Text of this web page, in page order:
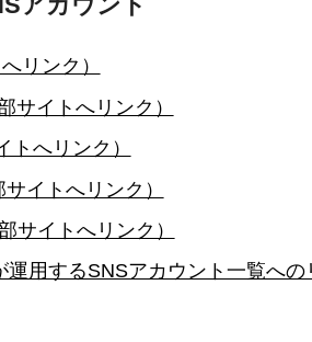
リンク）
サイトへリンク）
へリンク）
イトへリンク）
サイトへリンク）
用するSNSアカウント一覧への